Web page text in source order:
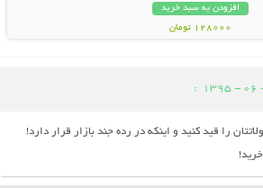
افزودن به سبد خرید
128000 تومان
:
را قيد كنيد و اينكه در رده جند بازار قرار دارد!